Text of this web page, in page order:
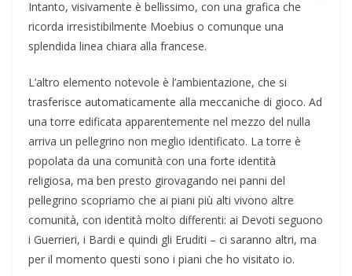
Intanto, visivamente è bellissimo, con una grafica che
ricorda irresistibilmente Moebius o comunque una
splendida linea chiara alla francese.
L’altro elemento notevole è l’ambientazione, che si
trasferisce automaticamente alla meccaniche di gioco. Ad
una torre edificata apparentemente nel mezzo del nulla
arriva un pellegrino non meglio identificato. La torre è
popolata da una comunità con una forte identità
religiosa, ma ben presto girovagando nei panni del
pellegrino scopriamo che ai piani più alti vivono altre
comunità, con identità molto differenti: ai Devoti seguono
i Guerrieri, i Bardi e quindi gli Eruditi – ci saranno altri, ma
per il momento questi sono i piani che ho visitato io.